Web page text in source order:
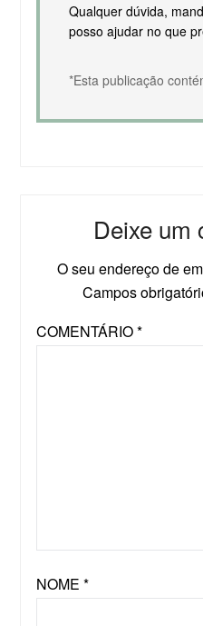
Qualquer dúvida,
posso ajudar no que
*Esta publicação
Deixe um
O seu endereço de
Campos
COMENTÁRIO*
NOME *